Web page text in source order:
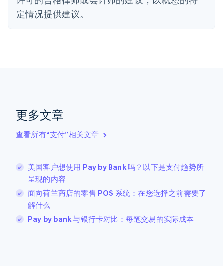
定情况提供建议。
更多文章
查看所有“支付”相关文章
美国客户想使用 Pay by Bank 吗？以下是支付趋势所
呈现的内容
面向荷兰商店的零售 POS 系统：在您选择之前需要了
解什么
Pay by bank 与银行卡对比：每笔交易的实际成本
法国
FrançaisEnglish
芬兰
克罗地亚
EnglishItaliano
拉脱维亚
English
列支敦士登
DeutschEnglish
卢森堡
Français DeutschEnglish
罗马尼亚
English